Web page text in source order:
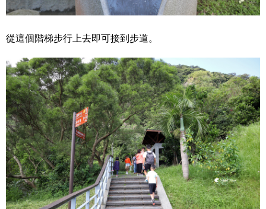
從這個階梯步行上去即可接到步道。